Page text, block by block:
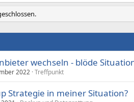
wechseln - blöde
2022 Treffpunkt
Strategie in meiner Situation?